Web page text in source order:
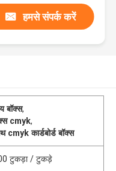
हमसे संपर्क करें
बॉक्स,
cmyk,
cmyk कार्डबोर्ड बॉक्स
टुकड़ा / टुकड़े